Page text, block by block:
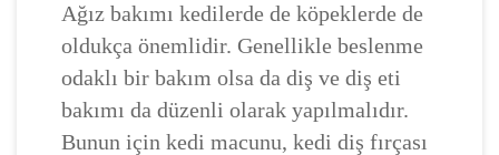
Ağız bakımı kedilerde de köpeklerde de
oldukça önemlidir. Genellikle beslenme
odaklı bir bakım olsa da diş ve diş eti
bakımı da düzenli olarak yapılmalıdır.
Bunun için kedi macunu, kedi diş fırçası